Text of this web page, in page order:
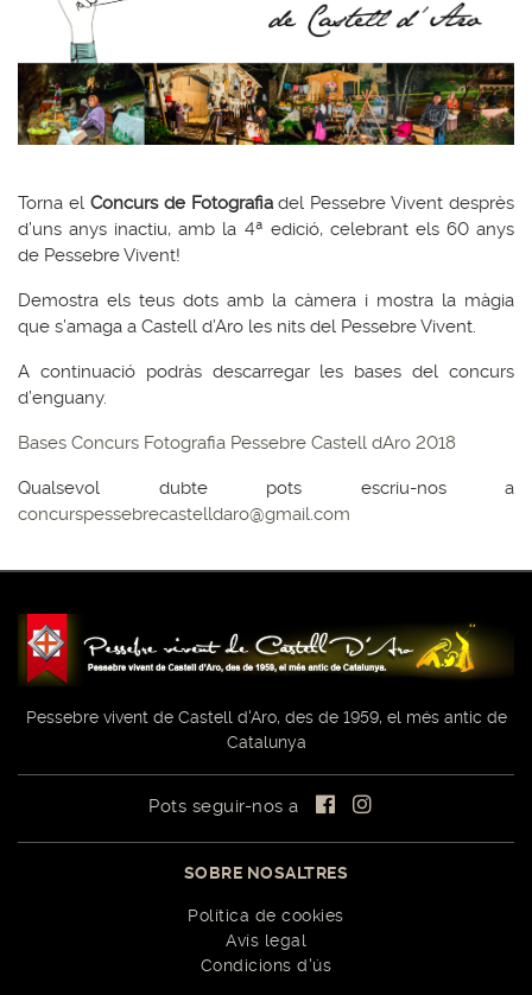
Torna el Concurs de Fotografiadel Pessebre Vivent desprès
d’uns anys inactiu, amb la 4ª edició, celebrant els 60 anys
de Pessebre Vivent!
Demostra els teus dots amb la càmera i mostra la màgia
que s’amaga a Castell d’Aro les nits del Pessebre Vivent.
A continuació podràs descarregar les bases del concurs
d’enguany.
Bases Concurs Fotografia Pessebre Castell dAro 2018
Qualsevol dubte pots escriu-nos a
concurspessebrecastelldaro@gmail.com
Pessebre vivent de Castell d'Aro, des de 1959, el més antic de
Catalunya
Pots seguir-nos a
SOBRE NOSALTRES
Política de cookies
Avís legal
Condicions d'ús